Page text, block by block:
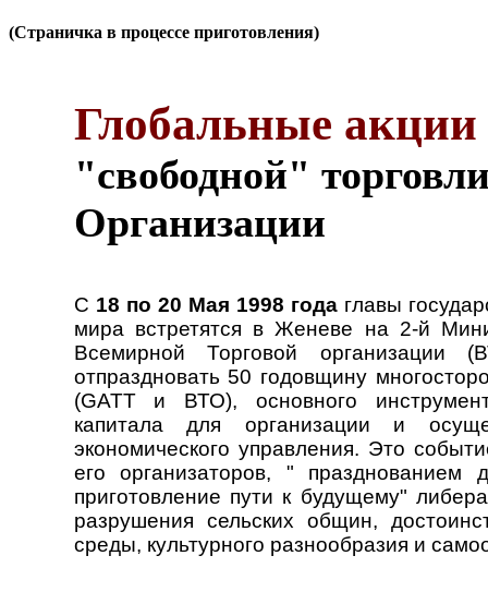
(Страничка в процессе приготовления)
Глобальные акции
"свободной"
Организации
С 18 по 20 Мая 1998 годаглавы
мира встретятся в Женеве на 2-й
Всемирной Торговой организации
отпраздновать 50 годовщину
(GATT и ВТО), основного
капитала для организации и
экономического управления. Это
его организаторов, " празднованием
приготовление пути к будущему"
разрушения сельских общин,
среды, культурного разнообразия и